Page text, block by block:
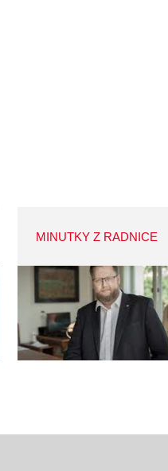
MINUTKY Z RADNICE